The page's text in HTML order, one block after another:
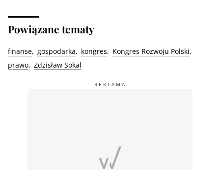
Powiązane tematy
finanse gospodarka kongres
Kongres Rozwoju Polski
prawo Zdzisław Sokal